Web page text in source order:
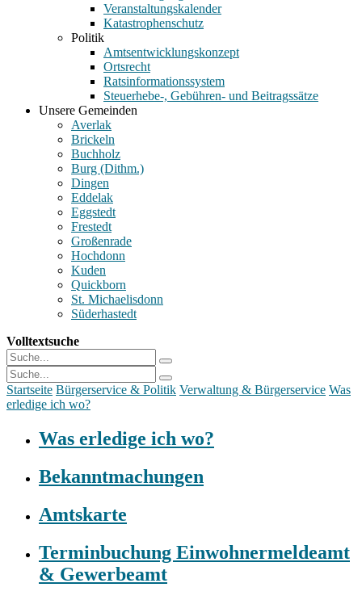
Veranstaltungskalender
Katastrophenschutz
Politik
Amtsentwicklungskonzept
Ortsrecht
Ratsinformationssystem
Steuerhebe-, Gebühren- und Beitragssätze
Unsere Gemeinden
Averlak
Brickeln
Buchholz
Burg (Dithm.)
Dingen
Eddelak
Eggstedt
Frestedt
Großenrade
Hochdonn
Kuden
Quickborn
St. Michaelisdonn
Süderhastedt
Volltextsuche
Startseite Bürgerservice & Politik Verwaltung & Bürgerservice Was
erledige ich wo?
Was erledige ich wo?
Bekanntmachungen
Amtskarte
Terminbuchung Einwohnermeldeamt
& Gewerbeamt